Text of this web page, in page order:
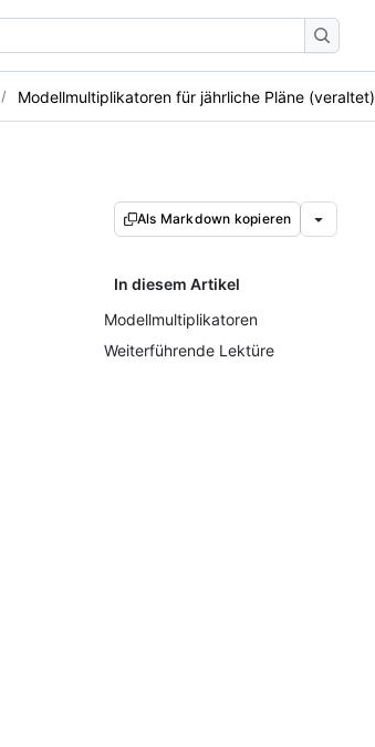
Modellmultiplikatoren für jährliche Pläne (veraltet)
Als Markdown kopieren
In diesem Artikel
Modellmultiplikatoren
Weiterführende Lektüre